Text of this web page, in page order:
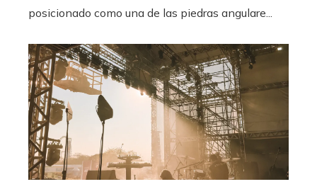
posicionado como una de las piedras angulare...